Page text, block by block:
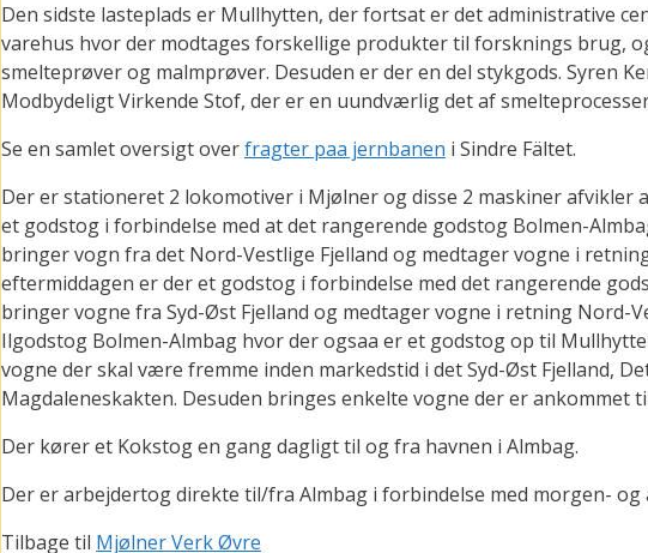
Den sidste lasteplads er Mullhytten, der fortsat er det administrative
varehus hvor der modtages forskellige produkter til forsknings brug,
smelteprøver og malmprøver. Desuden er der en del stykgods. Syren
Modbydeligt Virkende Stof, der er en uundværlig det af
Se en samlet oversigt overfragter paa jernbanen i Sindre Fältet.
Der er stationeret 2 lokomotiver i Mjølner og disse 2 maskiner afvikler
et godstog i forbindelse med at det rangerende godstog Bolmen-
bringer vogn fra det Nord-Vestlige Fjelland og medtager vogne i
eftermiddagen er der et godstog i forbindelse med det rangerende
bringer vogne fra Syd-Øst Fjelland og medtager vogne i retning Nord-
Ilgodstog Bolmen-Almbag hvor der ogsaa er et godstog op til
vogne der skal være fremme inden markedstid i det Syd-Øst Fjelland,
Magdaleneskakten. Desuden bringes enkelte vogne der er ankommet
Der kører et Kokstog en gang dagligt til og fra havnen i Almbag.
Der er arbejdertog direkte til/fra Almbag i forbindelse med morgen-
Tilbage til Mjølner Verk Øvre